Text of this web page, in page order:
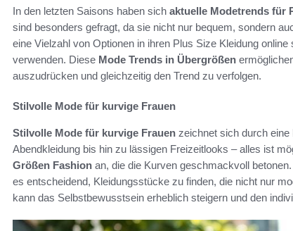
In den letzten Saisons haben sich aktuelle Modetrends für
sind besonders gefragt, da sie nicht nur bequem, sondern
eine Vielzahl von Optionen in ihren Plus Size Kleidung
verwenden. Diese Mode Trends in Übergrößen
auszudrücken und gleichzeitig den Trend zu verfolgen.
Stilvolle Mode für kurvige Frauen
Stilvolle Mode für kurvige Frauen zeichnet sich durch eine
Abendkleidung bis hin zu lässigen Freizeitlooks – alles ist
Größen Fashion an, die die Kurven geschmackvoll
es entscheidend, Kleidungsstücke zu finden, die nicht nur
kann das Selbstbewusstsein erheblich steigern und den